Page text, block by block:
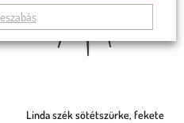
Linda szék sötétszürke, fekete